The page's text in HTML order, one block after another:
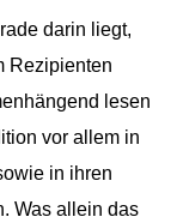
darin liegt,
Rezipienten
lesen
vor allem in
in ihren
Was allein das